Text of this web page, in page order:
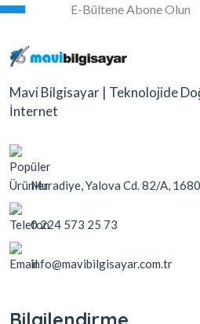
Mavi Bilgisayar | Teknolojide
İnternet
Muradiye, Yalova Cd. 82/A,
0 224 573 25 73
info@mavibilgisayar.com.tr